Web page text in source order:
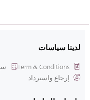
لدينا سياسات
Term & Conditions
إرجاع واسترداد